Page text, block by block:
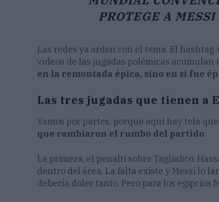
PROTEGE A
Las redes ya arden con el tema. El
vídeos de las jugadas polémicas
en la remontada épica, sino en si fue
Las tres jugadas que tienen a
Vamos por partes, porque aquí hay tela
que cambiaron el rumbo del partido:
La primera, el penalti sobre Tagliafico.
dentro del área. La falta existe y Messi lo
debería doler tanto. Pero para los egipcios